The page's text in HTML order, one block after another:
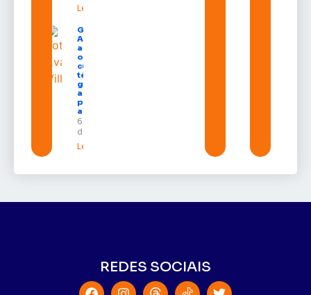
Leia mais »
Governo do
Amapá
amplia
oferta de
cursos
técnicos e
garante
auxílio
permanência
a estudantes
6 de agosto
de 2026
Leia mais »
REDES SOCIAIS